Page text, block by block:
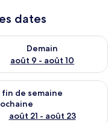
dates
8 - août 9
Demain
août 9 - août 10
la disponibilité pour
semaine août 14 -
fin de semaine
août 21 - août 23
la disponibilité pour